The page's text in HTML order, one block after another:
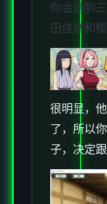
你会遇到
田佳彦和樱
很明显，
了，所以
子，决定